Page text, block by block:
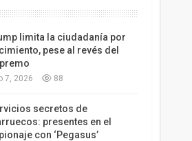
limita la ciudadanía por
pese al revés del
7, 2026 88
secretos de
presentes en el
con ‘Pegasus’